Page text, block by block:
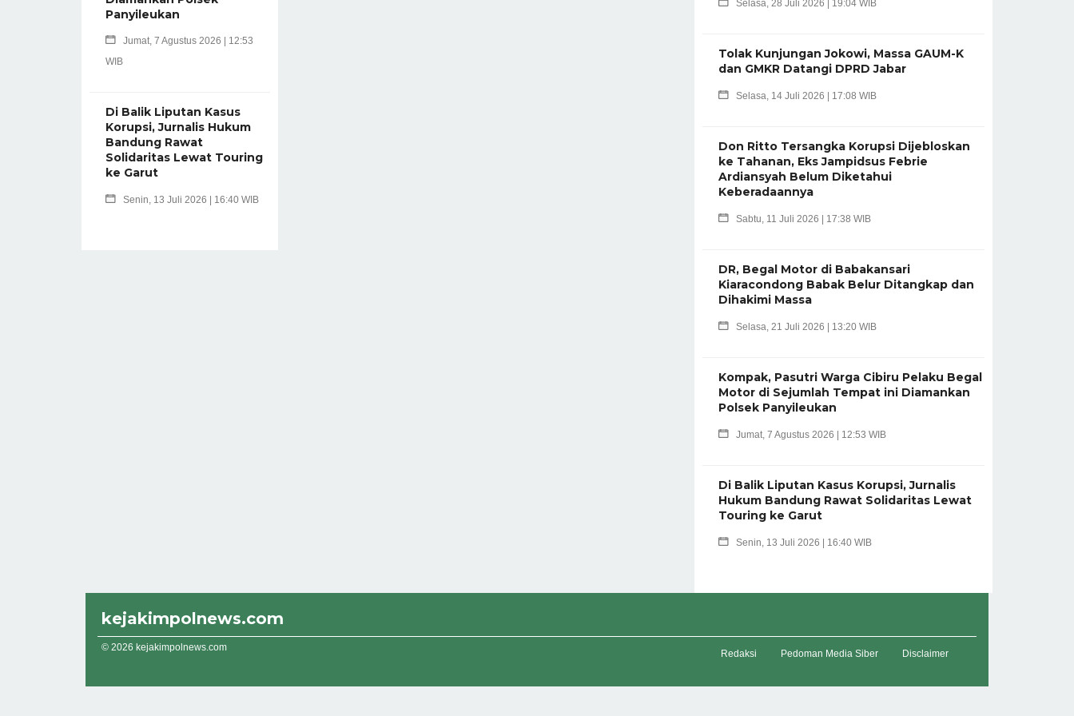
Panyileukan
Jumat, 7 Agustus 2026 | 12:53
WIB
Di Balik Liputan Kasus
Korupsi, Jurnalis Hukum
Bandung Rawat
Solidaritas Lewat Touring
ke Garut
Senin, 13 Juli 2026 | 16:40 WIB
Selasa, 28 Juli 2026 | 19:04 WIB
Tolak Kunjungan Jokowi, Massa GAUM-K
dan GMKR Datangi DPRD Jabar
Selasa, 14 Juli 2026 | 17:08 WIB
Don Ritto Tersangka Korupsi Dijebloskan
ke Tahanan, Eks Jampidsus Febrie
Ardiansyah Belum Diketahui
Keberadaannya
Sabtu, 11 Juli 2026 | 17:38 WIB
DR, Begal Motor di Babakansari
Kiaracondong Babak Belur Ditangkap dan
Dihakimi Massa
Selasa, 21 Juli 2026 | 13:20 WIB
Kompak, Pasutri Warga Cibiru Pelaku Begal
Motor di Sejumlah Tempat ini Diamankan
Polsek Panyileukan
Jumat, 7 Agustus 2026 | 12:53 WIB
Di Balik Liputan Kasus Korupsi, Jurnalis
Hukum Bandung Rawat Solidaritas Lewat
Touring ke Garut
Senin, 13 Juli 2026 | 16:40 WIB
kejakimpolnews.com
© 2026 kejakimpolnews.com
Redaksi Pedoman Media Siber Disclaimer